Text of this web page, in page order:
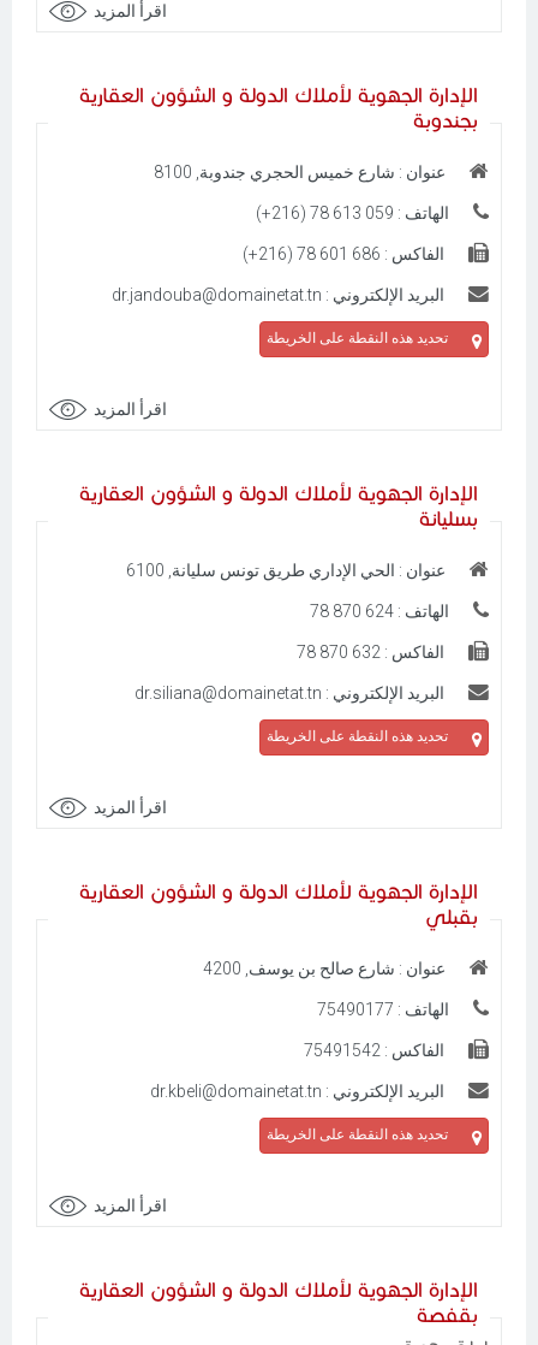
اقرأ المزيد
الإدارة الجهوية لأملاك الدولة و الشؤون العقارية
بجندوبة
عنوان : شارع خميس الحجري جندوبة, 8100
الهاتف : 059 613 78 (216+)
الفاكس : 686 601 78 (216+)
البريد الإلكتروني : dr.jandouba@domainetat.tn
تحديد هذه النقطة على الخريطة
اقرأ المزيد
الإدارة الجهوية لأملاك الدولة و الشؤون العقارية
بسليانة
عنوان : الحي الإداري طريق تونس سليانة, 6100
الهاتف : 624 870 78
الفاكس : 632 870 78
البريد الإلكتروني : dr.siliana@domainetat.tn
تحديد هذه النقطة على الخريطة
اقرأ المزيد
الإدارة الجهوية لأملاك الدولة و الشؤون العقارية
بقبلي
عنوان : شارع صالح بن يوسف, 4200
الهاتف : 75490177
الفاكس : 75491542
البريد الإلكتروني : dr.kbeli@domainetat.tn
تحديد هذه النقطة على الخريطة
اقرأ المزيد
الإدارة الجهوية لأملاك الدولة و الشؤون العقارية
بقفصة